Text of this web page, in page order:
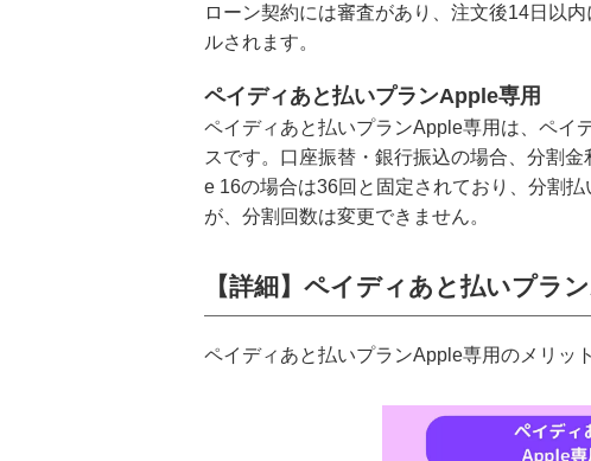
ローン契約には審査があり、注文後14日以
ルされます。
ペイディあと払いプランApple専用
ペイディあと払いプランApple専用は、ペイ
スです。口座振替・銀行振込の場合、分割
e 16の場合は36回と固定されており、分割
が、分割回数は変更できません。
【詳細】ペイディあと払いプラ
ペイディあと払いプランApple専用のメリッ